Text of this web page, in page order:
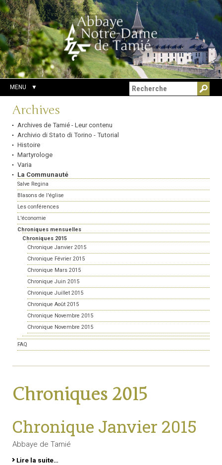
Aller
au
contenu.
|
Aller
à
la
navigation
Outils
personnels
Chercher par
Recherche
avancée…
MENU
Navigation
Archives
Archives de Tamié - Leur contenu
Archivio di Stato di Torino - Tutorial
Histoire
Martyrologe
Varia
La Communauté
Salve Regina
Blasons de l'église
Les conférences
L'économie
Chroniques mensuelles
Chroniques 2015
Chronique Janvier 2015
Chronique Février 2015
Chronique Mars 2015
Chronique Juin 2015
Chronique Juillet 2015
Chronique Août 2015
Chronique Novembre 2015
Chronique Novembre 2015
FAQ
Chroniques 2015
Chronique Janvier 2015
Abbaye de Tamié
Lire la suite…